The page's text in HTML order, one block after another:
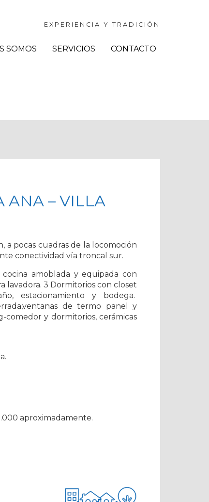
EXPERIENCIA Y TRADICIÓN
SOMOS SERVICIOS CONTACTO
ANA – VILLA
a pocas cuadras de la locomoción
conectividad vía troncal sur.
amoblada y equipada con
lavadora. 3 Dormitorios con closet
estacionamiento y bodega.
de termo panel y
comedor y dormitorios, cerámicas
aproximadamente.